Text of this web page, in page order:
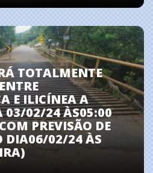
TOTALMENTE
E ILICÍNEA A
03/02/24 ÀS05:00
PREVISÃO DE
DIA06/02/24 ÀS